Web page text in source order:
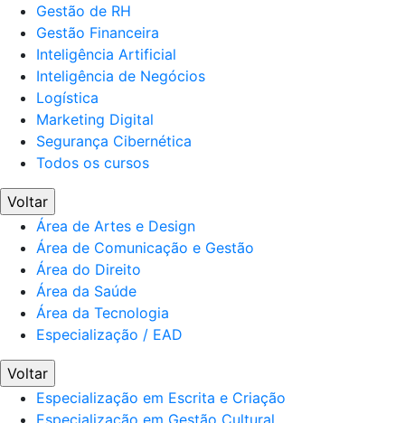
Gestão de RH
Gestão Financeira
Inteligência Artificial
Inteligência de Negócios
Logística
Marketing Digital
Segurança Cibernética
Todos os cursos
Voltar
Área de Artes e Design
Área de Comunicação e Gestão
Área do Direito
Área da Saúde
Área da Tecnologia
Especialização / EAD
Voltar
Especialização em Escrita e Criação